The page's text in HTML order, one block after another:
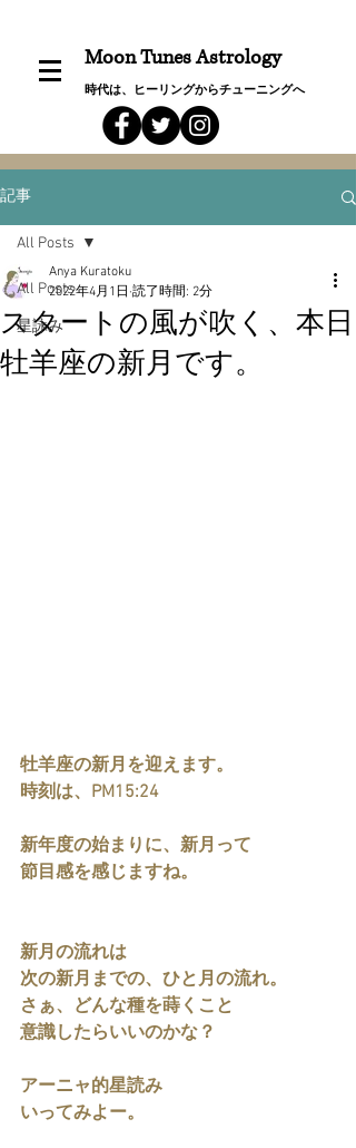
Moon Tunes Astrology
時代は、ヒーリングからチューニングへ
記事
All Posts
星詠み
All Posts
スタートの風が吹く、本日
牡羊座の新月です。
Anya Kuratoku
2022年4月1日 読了時間: 2分
牡羊座の新月を迎えます。
時刻は、PM15:24
新年度の始まりに、新月って
節目感を感じますね。
新月の流れは
次の新月までの、ひと月の流れ。
さぁ、どんな種を蒔くこと
意識したらいいのかな？
アーニャ的星読み
いってみよー。